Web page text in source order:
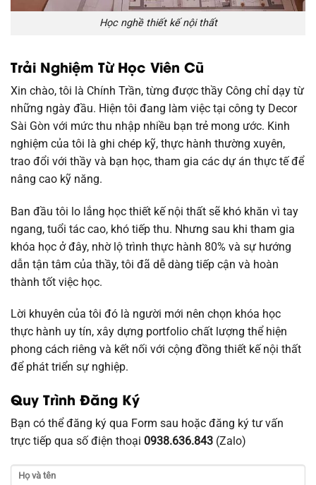
Học nghề thiết kế nội thất
Trải Nghiệm Từ Học Viên Cũ
Xin chào, tôi là Chính Trần, từng được thầy Công chỉ dạy từ
những ngày đầu. Hiện tôi đang làm việc tại công ty Decor
Sài Gòn với mức thu nhập nhiều bạn trẻ mong ước. Kinh
nghiệm của tôi là ghi chép kỹ, thực hành thường xuyên,
trao đổi với thầy và bạn học, tham gia các dự án thực tế để
nâng cao kỹ năng.
Ban đầu tôi lo lắng học thiết kế nội thất sẽ khó khăn vì tay
ngang, tuổi tác cao, khó tiếp thu. Nhưng sau khi tham gia
khóa học ở đây, nhờ lộ trình thực hành 80% và sự hướng
dẫn tận tâm của thầy, tôi đã dễ dàng tiếp cận và hoàn
thành tốt việc học.
Lời khuyên của tôi đó là người mới nên chọn khóa học
thực hành uy tín, xây dựng portfolio chất lượng thể hiện
phong cách riêng và kết nối với cộng đồng thiết kế nội thất
để phát triển sự nghiệp.
Quy Trình Đăng Ký
Bạn có thể đăng ký qua Form sau hoặc đăng ký tư vấn
trực tiếp qua số điện thoại 0938.636.843 (Zalo)